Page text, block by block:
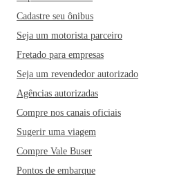
Cadastre seu ônibus
Seja um motorista parceiro
Fretado para empresas
Seja um revendedor autorizado
Agências autorizadas
Compre nos canais oficiais
Sugerir uma viagem
Compre Vale Buser
Pontos de embarque